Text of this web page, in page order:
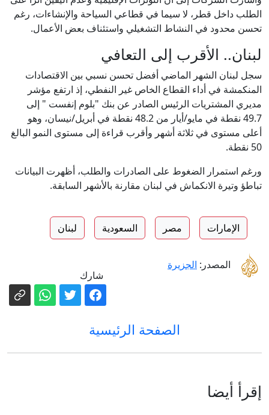
الطلب داخل قطر، لا سيما في قطاعي السياحة والإنشاءات، رغم
تحسن محدود في النشاط التشغيلي واستئناف بعض الأعمال.
لبنان.. الأقرب إلى التعافي
سجل لبنان الشهر الماضي أفضل تحسن نسبي بين الاقتصادات
المنكمشة في أداء القطاع الخاص غير النفطي، إذ ارتفع مؤشر
مديري المشتريات الرئيس الصادر عن بنك "بلوم إنفست " إلى
49.7 نقطة في مايو/أيار من 48.2 نقطة في أبريل/نيسان، وهو
أعلى مستوى في ثلاثة أشهر وأقرب قراءة إلى مستوى النمو البالغ
50 نقطة.
ورغم استمرار الضغوط على الصادرات والطلب، أظهرت البيانات
تباطؤ وتيرة الانكماش في لبنان مقارنة بالأشهر السابقة.
الإمارات مصر السعودية لبنان
المصدر: الجزيرة
شارك
الصفحة الرئيسية
إقرأ أيضا